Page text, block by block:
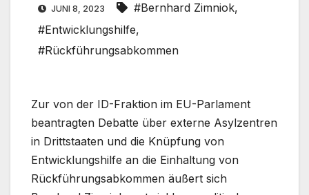
JUNI 8, 2023 #Bernhard Zimniok,
#Entwicklungshilfe,
#Rückführungsabkommen
Zur von der ID-Fraktion im EU-Parlament
beantragten Debatte über externe Asylzentren
in Drittstaaten und die Knüpfung von
Entwicklungshilfe an die Einhaltung von
Rückführungsabkommen äußert sich